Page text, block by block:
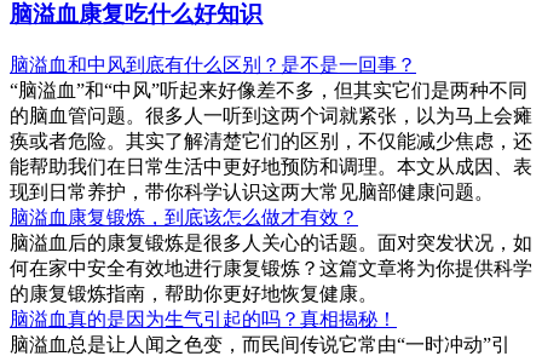
脑溢血康复吃什么好知识
脑溢血和中风到底有什么区别？是不是一回事？
“脑溢血”和“中风”听起来好像差不多，但其实它们是两种不同
的脑血管问题。很多人一听到这两个词就紧张，以为马上会瘫
痪或者危险。其实了解清楚它们的区别，不仅能减少焦虑，还
能帮助我们在日常生活中更好地预防和调理。本文从成因、表
现到日常养护，带你科学认识这两大常见脑部健康问题。
脑溢血康复锻炼，到底该怎么做才有效？
脑溢血后的康复锻炼是很多人关心的话题。面对突发状况，如
何在家中安全有效地进行康复锻炼？这篇文章将为你提供科学
的康复锻炼指南，帮助你更好地恢复健康。
脑溢血真的是因为生气引起的吗？真相揭秘！
脑溢血总是让人闻之色变，而民间传说它常由“一时冲动”引